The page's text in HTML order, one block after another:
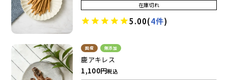
在庫切れ
5.00(4件)
国産 無添加
鹿アキレス
1,100
税込